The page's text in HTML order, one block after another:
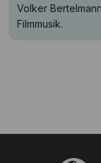
Volker
Filmmusik.